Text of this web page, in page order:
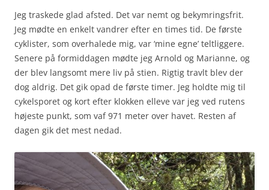
Jeg traskede glad afsted. Det var nemt og bekymringsfrit.
Jeg mødte en enkelt vandrer efter en times tid. De første
cyklister, som overhalede mig, var ‘mine egne’ teltliggere.
Senere på formiddagen mødte jeg Arnold og Marianne, og
der blev langsomt mere liv på stien. Rigtig travlt blev der
dog aldrig. Det gik opad de første timer. Jeg holdte mig til
cykelsporet og kort efter klokken elleve var jeg ved rutens
højeste punkt, som vaf 971 meter over havet. Resten af
dagen gik det mest nedad.